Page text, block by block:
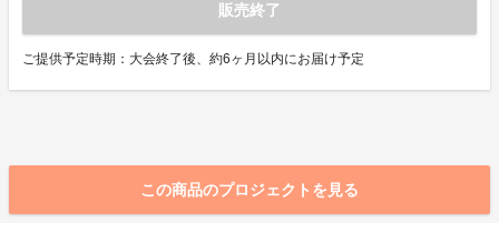
販売終了
ご提供予定時期：大会終了後、約6ヶ月以内にお届け予定
この商品のプロジェクトを見る